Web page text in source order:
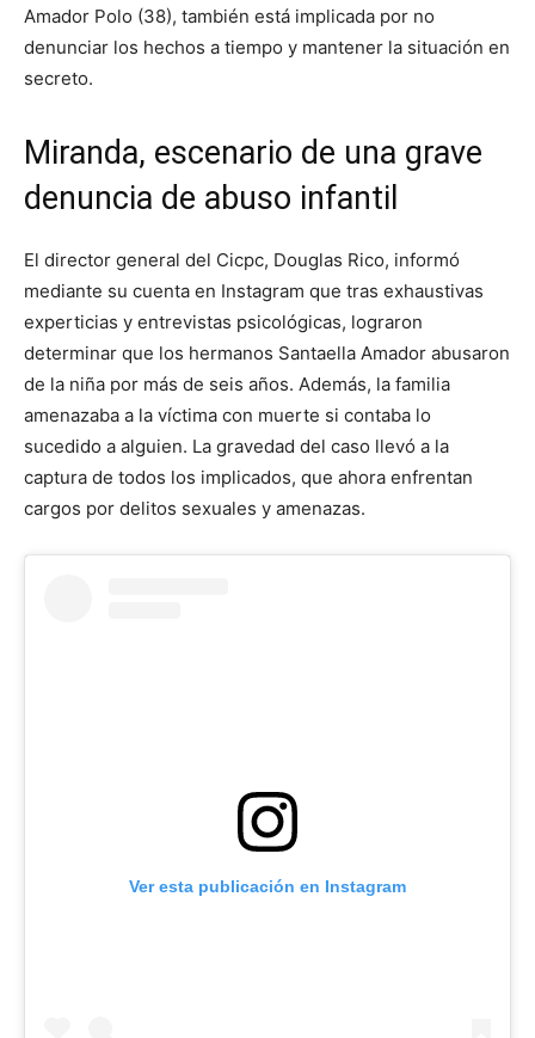
Amador Polo (38), también está implicada por no
denunciar los hechos a tiempo y mantener la situación en
secreto.
Miranda, escenario de una grave
denuncia de abuso infantil
El director general del Cicpc, Douglas Rico, informó
mediante su cuenta en Instagram que tras exhaustivas
experticias y entrevistas psicológicas, lograron
determinar que los hermanos Santaella Amador abusaron
de la niña por más de seis años. Además, la familia
amenazaba a la víctima con muerte si contaba lo
sucedido a alguien. La gravedad del caso llevó a la
captura de todos los implicados, que ahora enfrentan
cargos por delitos sexuales y amenazas.
Ver esta publicación en Instagram